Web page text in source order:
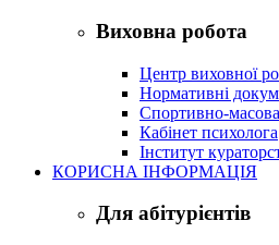
Виховна робота
Центр виховної
Нормативні
Спортивно-
Кабінет психолога
Інститут
КОРИСНА ІНФОРМАЦІЯ
Для абітурієнтів